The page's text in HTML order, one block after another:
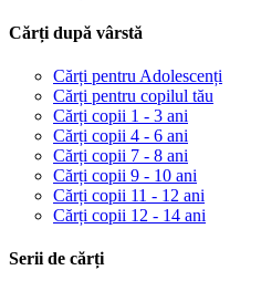
Cărți după vârstă
Cărți pentru Adolescenți
Cărți pentru copilul tău
Cărți copii 1 - 3 ani
Cărți copii 4 - 6 ani
Cărți copii 7 - 8 ani
Cărți copii 9 - 10 ani
Cărți copii 11 - 12 ani
Cărți copii 12 - 14 ani
Serii de cărți